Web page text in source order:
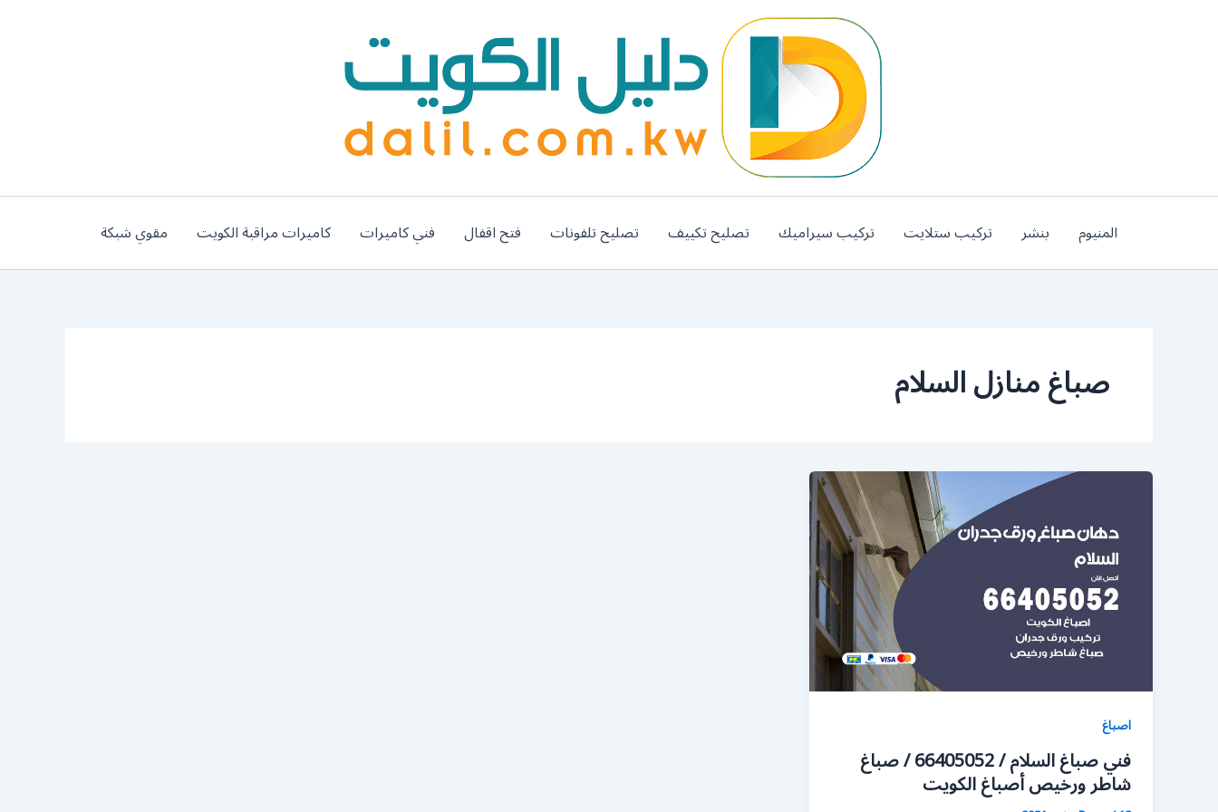
المنيوم بنشر تركيب ستلايت تركيب سيراميك تصليح تكييف تصليح تلفونات فتح اقفال فني كاميرات كاميرات مراقبة الكويت مقوي شبكة
صباغ منازل السلام
اصباغ
فني صباغ السلام / 66405052 / صباغ
شاطر ورخيص أصباغ الكويت